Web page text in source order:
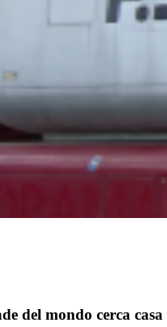
del mondo cerca casa